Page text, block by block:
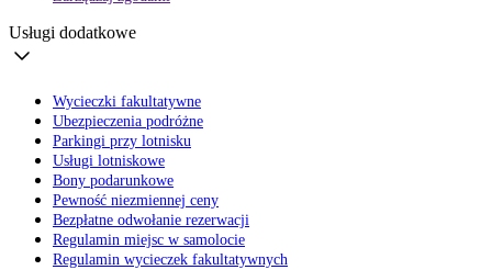
Usługi dodatkowe
Wycieczki fakultatywne
Ubezpieczenia podróżne
Parkingi przy lotnisku
Usługi lotniskowe
Bony podarunkowe
Pewność niezmiennej ceny
Bezpłatne odwołanie rezerwacji
Regulamin miejsc w samolocie
Regulamin wycieczek fakultatywnych